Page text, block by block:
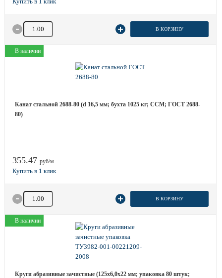
Количество товара В КОРЗИНУ
В наличии
Канат стальной 2688-80 (d 16,5 мм; бухта 1025 кг; ССМ; ГОСТ 2688-
80)
355.47 руб/м
Количество товара В КОРЗИНУ
В наличии
Круги абразивные зачистные (125х6,0х22 мм; упаковка 80 штук;